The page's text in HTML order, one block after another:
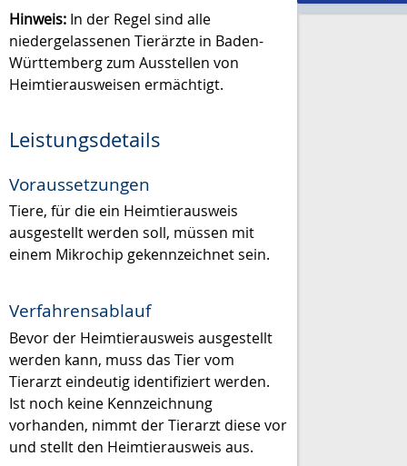
Hinweis: In der Regel sind alle
niedergelassenen Tierärzte in Baden-
Württemberg zum Ausstellen von
Heimtierausweisen ermächtigt.
Leistungsdetails
Voraussetzungen
Tiere, für die ein Heimtierausweis
ausgestellt werden soll, müssen mit
einem Mikrochip gekennzeichnet sein.
Verfahrensablauf
Bevor der Heimtierausweis ausgestellt
werden kann, muss das Tier vom
Tierarzt eindeutig identifiziert werden.
Ist noch keine Kennzeichnung
vorhanden, nimmt der Tierarzt diese vor
und stellt den Heimtierausweis aus.